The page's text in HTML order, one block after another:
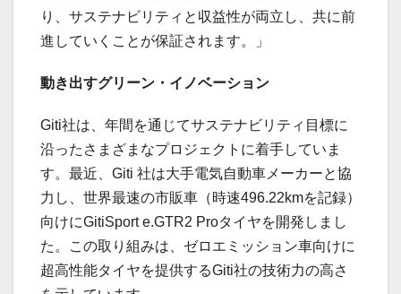
り、サステナビリティと収益性が両立し、共に前
進していくことが保証されます。」
動き出すグリーン・イノベーション
Giti社は、年間を通じてサステナビリティ目標に
沿ったさまざまなプロジェクトに着手していま
す。最近、Giti 社は大手電気自動車メーカーと協
力し、世界最速の市販車（時速496.22kmを記録）
向けにGitiSport e.GTR2 Proタイヤを開発しまし
た。この取り組みは、ゼロエミッション車向けに
超高性能タイヤを提供するGiti社の技術力の高さ